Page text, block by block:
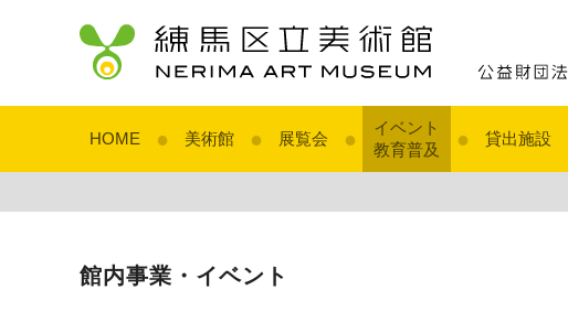
HOME ● 美術館 ● 展覧会 ●
イベント
教育普及
● 貸出施設
館内事業・イベント